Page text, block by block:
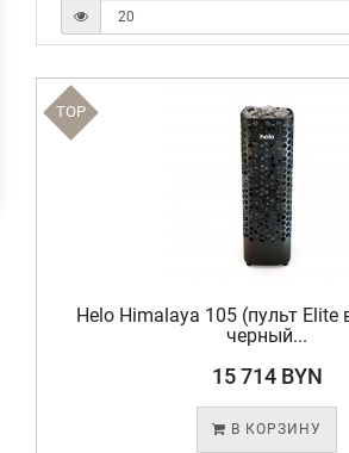
TOP
Helo Himalaya 105 (пульт Elite
черный...
15 714 BYN
В КОРЗИНУ